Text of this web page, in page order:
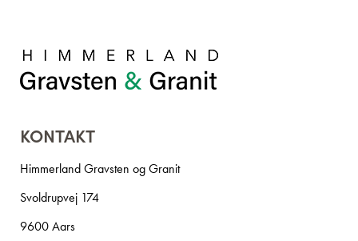
KONTAKT
Himmerland Gravsten og Granit
Svoldrupvej 174
9600 Aars